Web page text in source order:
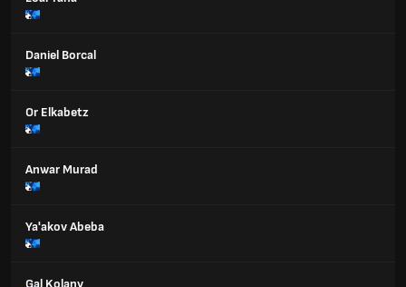
Daniel Borcal
Or Elkabetz
Anwar Murad
Ya'akov Abeba
Gal Kolany